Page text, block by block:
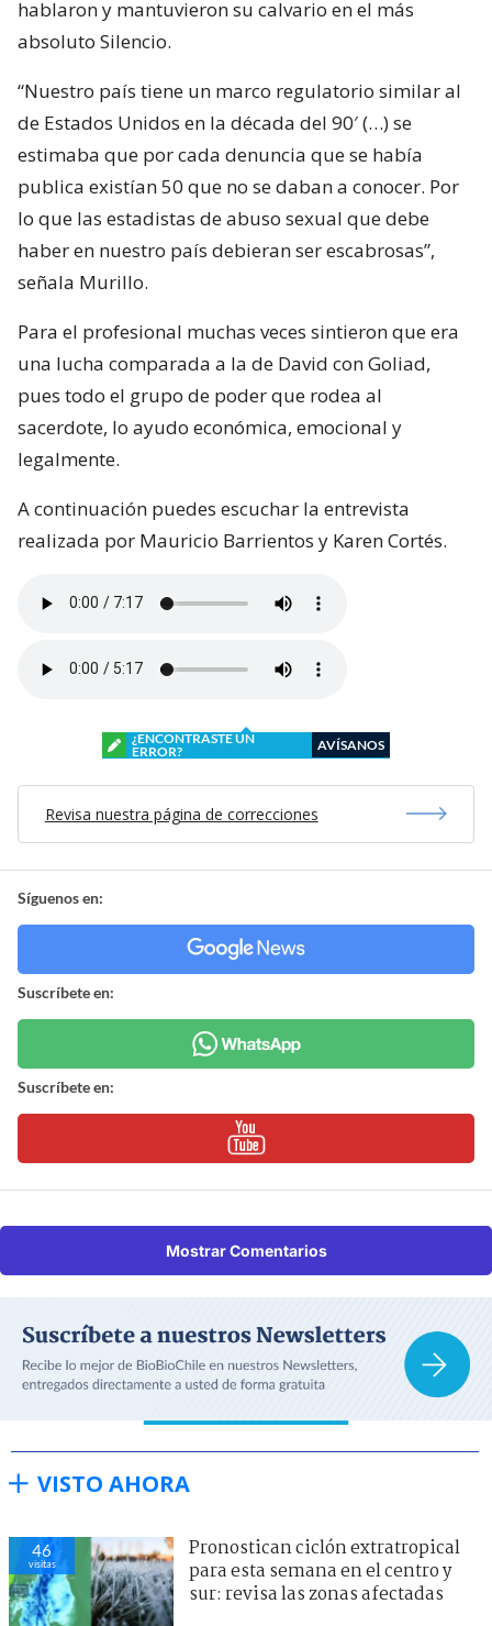
hablaron y mantuvieron su calvario en el más
absoluto Silencio.
“Nuestro país tiene un marco regulatorio similar al
de Estados Unidos en la década del 90′ (…) se
estimaba que por cada denuncia que se había
publica existían 50 que no se daban a conocer. Por
lo que las estadistas de abuso sexual que debe
haber en nuestro país debieran ser escabrosas”,
señala Murillo.
Para el profesional muchas veces sintieron que era
una lucha comparada a la de David con Goliad,
pues todo el grupo de poder que rodea al
sacerdote, lo ayudo económica, emocional y
legalmente.
A continuación puedes escuchar la entrevista
realizada por Mauricio Barrientos y Karen Cortés.
¿ENCONTRASTE UN
ERROR?
AVÍSANOS
Revisa nuestra página de correcciones
Síguenos en:
Suscríbete en:
Suscríbete en:
Mostrar Comentarios
VISTO AHORA
46
visitas
Pronostican ciclón extratropical
para esta semana en el centro y
sur: revisa las zonas afectadas